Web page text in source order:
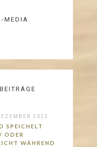
MEDIA
2025
SPEICHELT
ODER
WÄHREND